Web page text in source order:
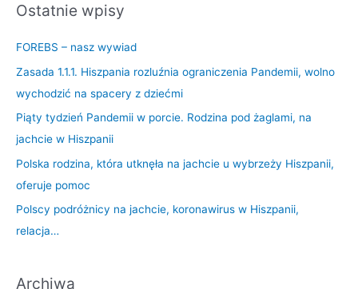
Ostatnie wpisy
FOREBS – nasz wywiad
Zasada 1.1.1. Hiszpania rozluźnia ograniczenia Pandemii, wolno
wychodzić na spacery z dziećmi
Piąty tydzień Pandemii w porcie. Rodzina pod żaglami, na
jachcie w Hiszpanii
Polska rodzina, która utknęła na jachcie u wybrzeży Hiszpanii,
oferuje pomoc
Polscy podróżnicy na jachcie, koronawirus w Hiszpanii,
relacja…
Archiwa